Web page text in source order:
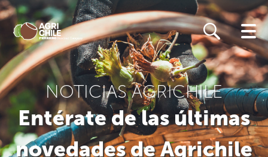
Skip
to
main
content
NOTICIAS AGRICHILE
Entérate de las últimas
novedades de Agrichile